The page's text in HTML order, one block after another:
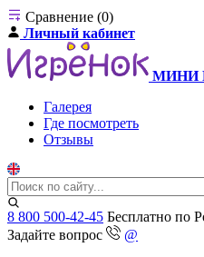
Сравнение (0)
Личный кабинет
МИНИ
Галерея
Где посмотреть
Отзывы
8 800 500-42-45 Бесплатно по
Задайте вопрос
@